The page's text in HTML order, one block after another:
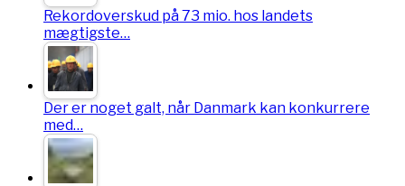
Rekordoverskud på 73 mio. hos landets
mægtigste…
Der er noget galt, når Danmark kan konkurrere
med…